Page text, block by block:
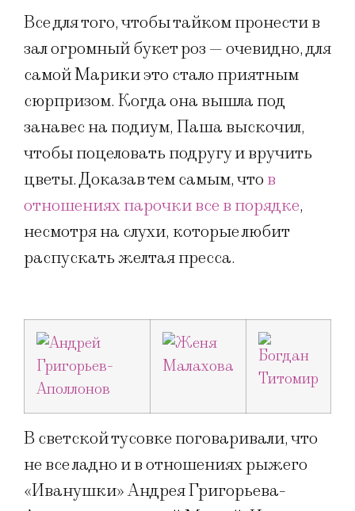
Все для того, чтобы тайком пронести в
зал огромный букет роз — очевидно, для
самой Марики это стало приятным
сюрпризом. Когда она вышла под
занавес на подиум, Паша выскочил,
чтобы поцеловать подругу и вручить
цветы. Доказав тем самым, что в
отношениях парочки все в порядке,
несмотря на слухи, которые любит
распускать желтая пресса.
В светской тусовке поговаривали, что
не все ладно и в отношениях рыжего
«Иванушки» Андрея Григорьева-